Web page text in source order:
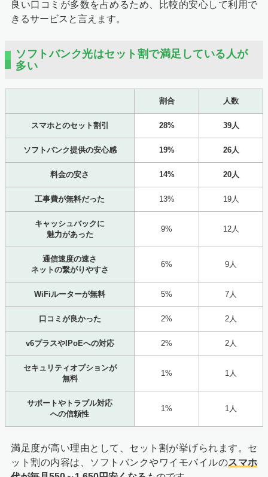
良い口コミが多数を占めるため、比較的安心して利用で
きるサービスと言えます。
ソフトバンク光はセット割で満足している人が
多い
割合 人数
スマホとのセット割引 28% 39人
ソフトバンク提供の安心感 19% 26人
料金の安さ 14% 20人
工事費が無料だった 13% 19人
キャッシュバックに
魅力があった
9% 12人
通信速度の速さ
ネットの繋がりやすさ
6% 9人
WiFiルーターが無料 5% 7人
口コミが良かった 2% 2人
v6プラスやIPoEへの対応 2% 2人
セキュリティオプションが
無料
1% 1人
サポートやトラブル対応
への信頼性
1% 1人
満足度が高い理由として、セット割が挙げられます。セ
ット割の内容は、ソフトバンクやワイモバイルのスマホ